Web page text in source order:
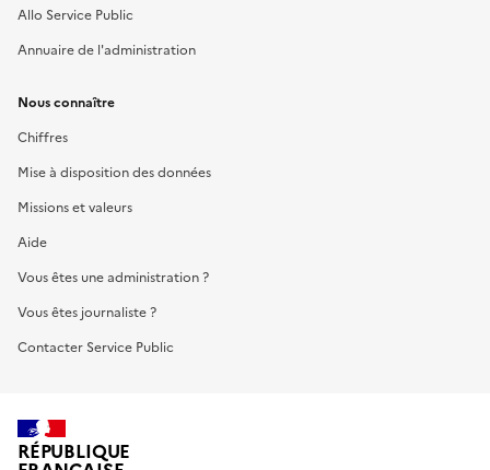
Allo Service Public
Annuaire de l'administration
Nous connaître
Chiffres
Mise à disposition des données
Missions et valeurs
Aide
Vous êtes une administration ?
Vous êtes journaliste ?
Contacter Service Public
RÉPUBLIQUE